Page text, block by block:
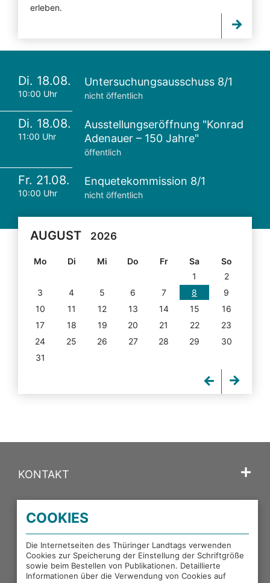
erleben.
Di. 18.08.
10:00 Uhr
Untersuchungsausschuss 8/1
nicht öffentlich
Di. 18.08.
11:00 Uhr
Ausstellungseröffnung "Konrad
Adenauer – 150 Jahre"
öffentlich
Fr. 21.08.
10:00 Uhr
Enquetekommission 8/1
nicht öffentlich
AUGUST 2026
Mo Di Mi Do Fr Sa
So
1
2
3
4 5 6 7 8
9
10
11 12 13 14 15
16
17
18 19 20 21 22
23
24
25 26 27 28 29
30
31
KONTAKT
PORTALE DES THÜRINGER LANDTAGS
EXTERNE LINKS
COOKIES
Die Internetseiten des Thüringer Landtags verwenden
Cookies zur Speicherung der Einstellung der Schriftgröße
sowie beim Bestellen von Publikationen. Detaillierte
Informationen über die Verwendung von Cookies auf